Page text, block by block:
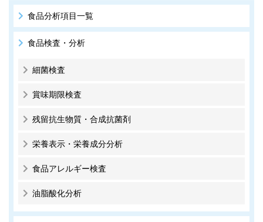
食品分析項目一覧
食品検査・分析
細菌検査
賞味期限検査
残留抗生物質・合成抗菌剤
栄養表示・栄養成分分析
食品アレルギー検査
油脂酸化分析